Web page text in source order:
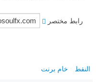
رابط مختصر
النفط خام برنت